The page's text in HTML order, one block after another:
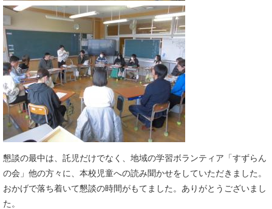
懇談の最中は、託児だけでなく、地域の学習ボランティア「すずらん
の会」他の方々に、本校児童への読み聞かせをしていただきました。
おかげで落ち着いて懇談の時間がもてました。ありがとうございまし
た。